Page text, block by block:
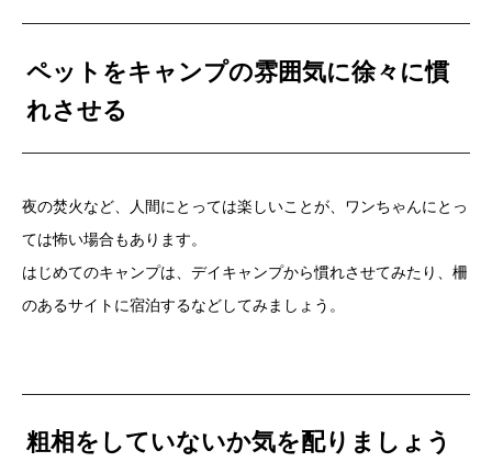
ペットをキャンプの雰囲気に徐々に慣
れさせる
夜の焚火など、人間にとっては楽しいことが、ワンちゃんにとっ
ては怖い場合もあります。
はじめてのキャンプは、デイキャンプから慣れさせてみたり、柵
のあるサイトに宿泊するなどしてみましょう。
粗相をしていないか気を配りましょう